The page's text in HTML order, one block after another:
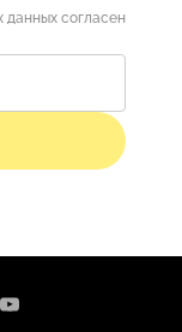
данных согласен